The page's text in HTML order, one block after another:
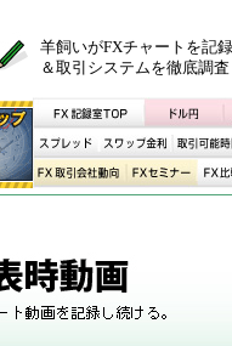
羊飼いがFXチャートを記録
＆取引システムを徹底調査